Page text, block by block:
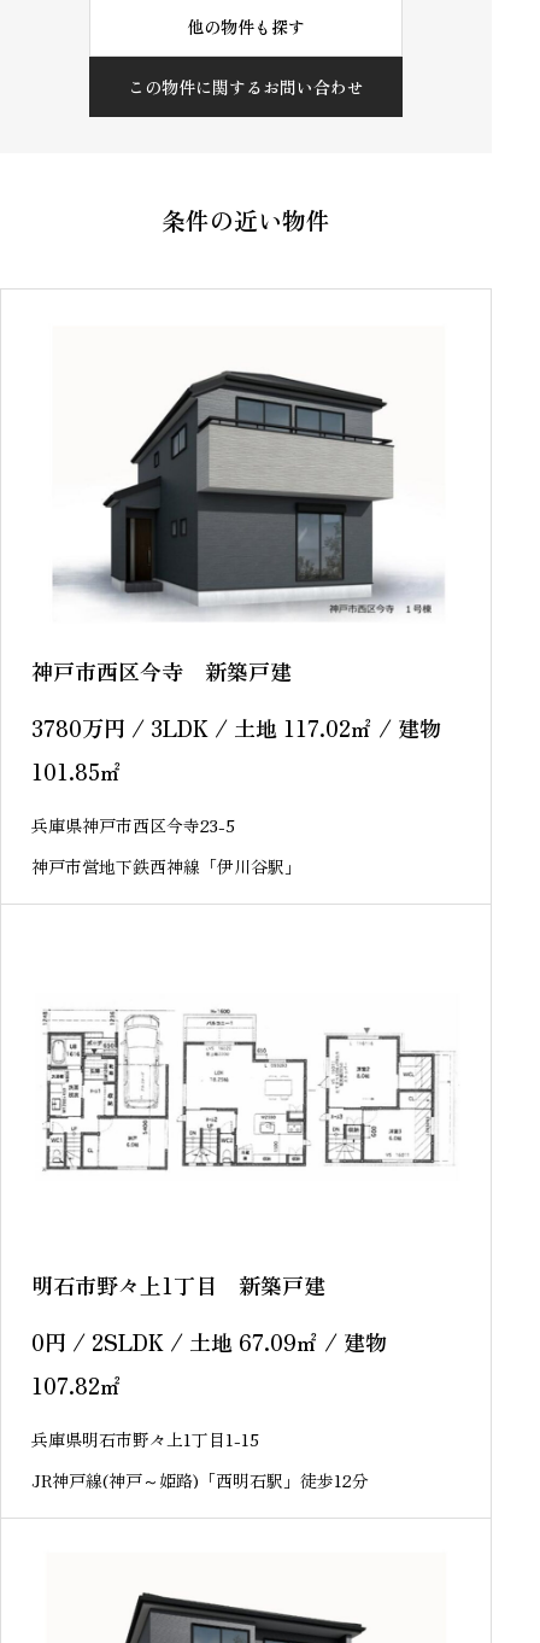
他の物件も探す
この物件に関するお問い合わせ
条件の近い物件
神戸市西区今寺 新築戸建
3780万円 / 3LDK / 土地 117.02㎡ / 建物
101.85㎡
兵庫県神戸市西区今寺23-5
神戸市営地下鉄西神線「伊川谷駅」
明石市野々上1丁目 新築戸建
0円 / 2SLDK / 土地 67.09㎡ / 建物
107.82㎡
兵庫県明石市野々上1丁目1-15
JR神戸線(神戸～姫路)「西明石駅」徒歩12分